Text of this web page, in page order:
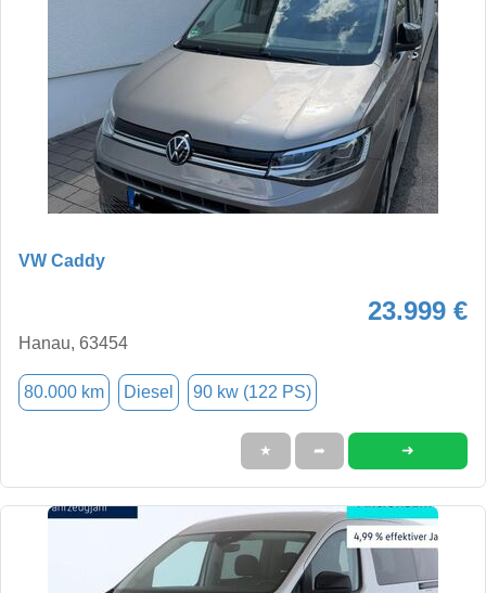
VW Caddy
23.999 €
Hanau, 63454
80.000 km Diesel 90 kw (122 PS)
★ ➦ ➜